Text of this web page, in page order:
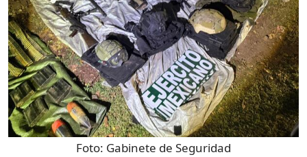
Foto: Gabinete de Seguridad